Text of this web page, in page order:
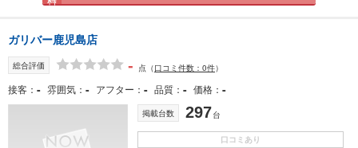
ガリバー鹿児島店
総合評価 - 点 （口コミ件数：0件）
接客 - 雰囲気 - アフター - 品質 - 価格 -
掲載台数 297台
口コミあり